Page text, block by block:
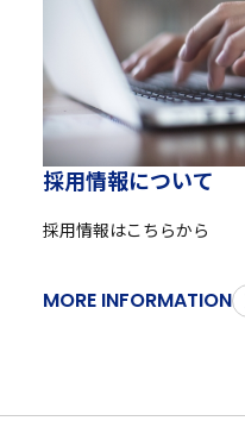
採用情報について
採用情報はこちらから
MORE INFORMATION